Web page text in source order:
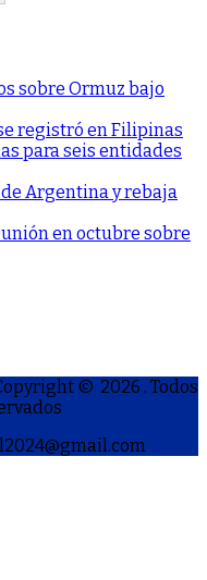
sobre Ormuz bajo
registró en Filipinas
para seis entidades
Argentina y rebaja
en octubre sobre
© 2026 . Todos